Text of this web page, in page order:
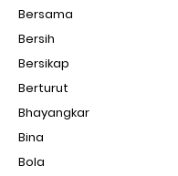
Bersama
Bersih
Bersikap
Berturut
Bhayangkar
Bina
Bola